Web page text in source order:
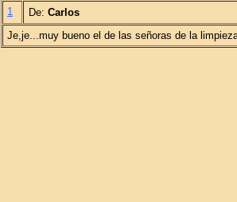
1 De: Carlos
Je,je...muy bueno el de las señoras de la